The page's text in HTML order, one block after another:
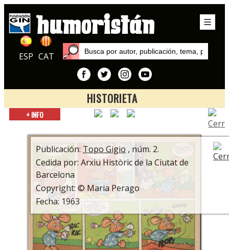
ESP CAT
HISTORIETA
Inicio
Topo Gigio
+ INFO
Publicación: Topo Gigio , núm. 2.
Cedida por: Arxiu Històric de la Ciutat de
Barcelona
Copyright: © Maria Perago
Fecha: 1963